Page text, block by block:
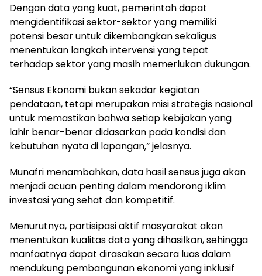
Dengan data yang kuat, pemerintah dapat
mengidentifikasi sektor-sektor yang memiliki
potensi besar untuk dikembangkan sekaligus
menentukan langkah intervensi yang tepat
terhadap sektor yang masih memerlukan dukungan.
“Sensus Ekonomi bukan sekadar kegiatan
pendataan, tetapi merupakan misi strategis nasional
untuk memastikan bahwa setiap kebijakan yang
lahir benar-benar didasarkan pada kondisi dan
kebutuhan nyata di lapangan,” jelasnya.
Munafri menambahkan, data hasil sensus juga akan
menjadi acuan penting dalam mendorong iklim
investasi yang sehat dan kompetitif.
Menurutnya, partisipasi aktif masyarakat akan
menentukan kualitas data yang dihasilkan, sehingga
manfaatnya dapat dirasakan secara luas dalam
mendukung pembangunan ekonomi yang inklusif